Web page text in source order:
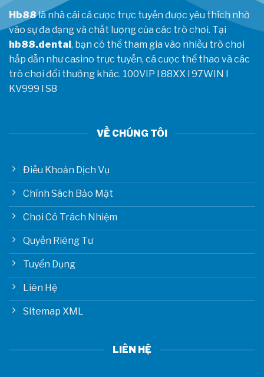
Hb88là nhà cái cá cược trực tuyến được yêu thích nhờ
vào sự đa dạng và chất lượng của các trò chơi. Tại
hb88.dental , bạn có thể tham gia vào nhiều trò chơi
hấp dẫn như casino trực tuyến, cá cược thể thao và các
trò chơi đổi thưởng khác. 100VIP 88XX 97WIN
KV999 S8
VỀ CHÚNG TÔI
Điều Khoản Dịch Vụ
Chính Sách Bảo Mật
Chơi Có Trách Nhiệm
Quyền Riêng Tư
Tuyển Dụng
Liên Hệ
Sitemap XML
LIÊN HỆ